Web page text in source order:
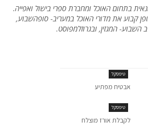
בתחום האוכל ומחברת ספרי בישול ואפייה.
קבוע את מדורי האוכל במעריב- סופהשבוע,
השבוע- המגזין, ובגרוזלמפוסט.
טיפסקל
אבטיח מפתיע
טיפסקל
לקבלת אורז מוצלח